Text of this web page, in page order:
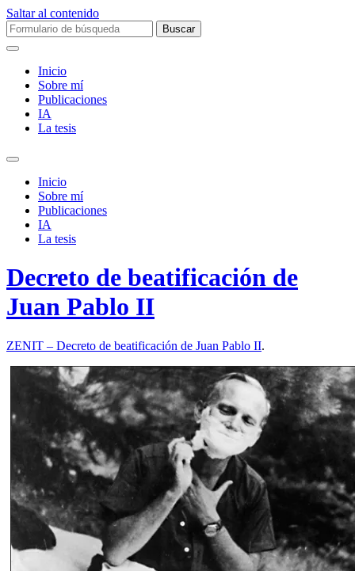
Saltar al contenido
Buscar:
Inicio
Sobre mí­
Publicaciones
IA
La tesis
Alternar
campo
búsqueda
Inicio
Sobre mí­
Publicaciones
IA
La tesis
Decreto de beatificación de
Juan Pablo II
ZENIT – Decreto de beatificación de Juan Pablo II.